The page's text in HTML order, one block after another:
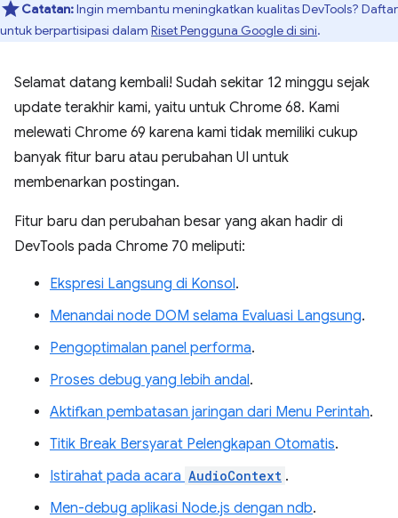
Catatan:Ingin membantu meningkatkan kualitas DevTools? Daftar
untuk berpartisipasi dalam Riset Pengguna Google di sini.
Selamat datang kembali! Sudah sekitar 12 minggu sejak
update terakhir kami, yaitu untuk Chrome 68. Kami
melewati Chrome 69 karena kami tidak memiliki cukup
banyak fitur baru atau perubahan UI untuk
membenarkan postingan.
Fitur baru dan perubahan besar yang akan hadir di
DevTools pada Chrome 70 meliputi:
Ekspresi Langsung di Konsol.
Menandai node DOM selama Evaluasi Langsung.
Pengoptimalan panel performa.
Proses debug yang lebih andal.
Aktifkan pembatasan jaringan dari Menu Perintah.
Titik Break Bersyarat Pelengkapan Otomatis.
Istirahat pada acara AudioContext .
Men-debug aplikasi Node.js dengan ndb.